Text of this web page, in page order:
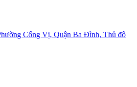
Cống Vị, Quận Ba Đình, Thủ đô